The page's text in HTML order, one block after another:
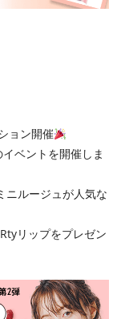
ョン開催
ベントを開催しま
ニルージュが人気な
リップをプレゼン